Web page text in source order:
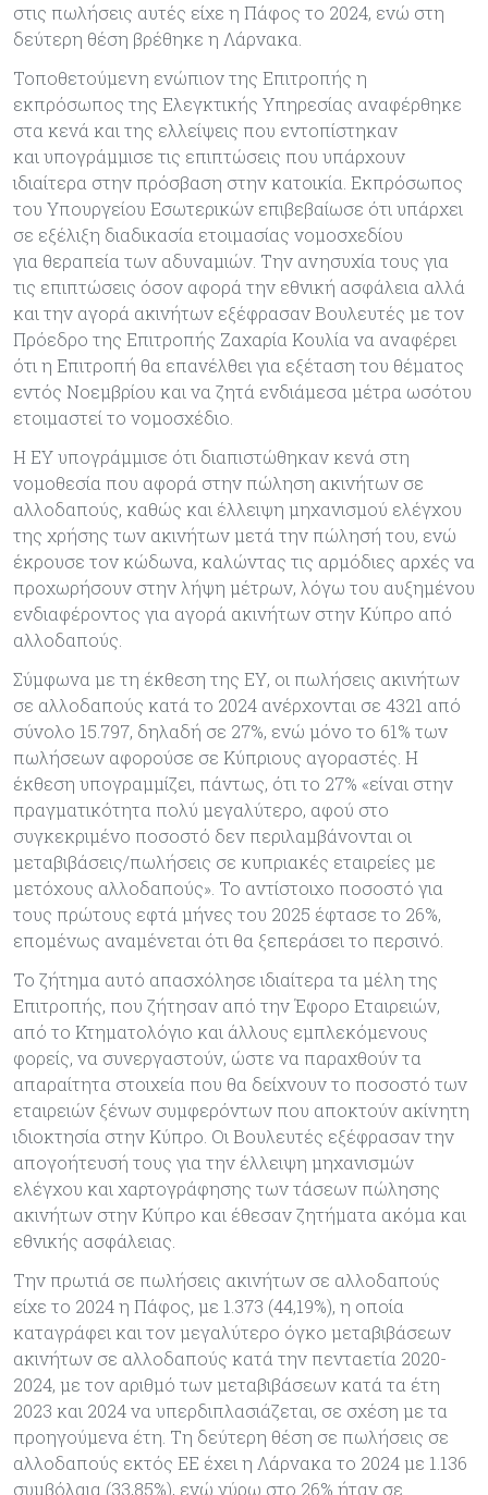
στις πωλήσεις αυτές είχε η Πάφος το 2024, ενώ στη
δεύτερη θέση βρέθηκε η Λάρνακα.
Τοποθετούμενη ενώπιον της Επιτροπής η
εκπρόσωπος της Ελεγκτικής Υπηρεσίας αναφέρθηκε
στα κενά και της ελλείψεις που εντοπίστηκαν
και υπογράμμισε τις επιπτώσεις που υπάρχουν
ιδιαίτερα στην πρόσβαση στην κατοικία. Εκπρόσωπος
του Υπουργείου Εσωτερικών επιβεβαίωσε ότι υπάρχει
σε εξέλιξη διαδικασία ετοιμασίας νομοσχεδίου
για θεραπεία των αδυναμιών. Την ανησυχία τους για
τις επιπτώσεις όσον αφορά την εθνική ασφάλεια αλλά
και την αγορά ακινήτων εξέφρασαν Βουλευτές με τον
Πρόεδρο της Επιτροπής Ζαχαρία Κουλία να αναφέρει
ότι η Επιτροπή θα επανέλθει για εξέταση του θέματος
εντός Νοεμβρίου και να ζητά ενδιάμεσα μέτρα ωσότου
ετοιμαστεί το νομοσχέδιο.
Η ΕΥ υπογράμμισε ότι διαπιστώθηκαν κενά στη
νομοθεσία που αφορά στην πώληση ακινήτων σε
αλλοδαπούς, καθώς και έλλειψη μηχανισμού ελέγχου
της χρήσης των ακινήτων μετά την πώλησή του, ενώ
έκρουσε τον κώδωνα, καλώντας τις αρμόδιες αρχές να
προχωρήσουν στην λήψη μέτρων, λόγω του αυξημένου
ενδιαφέροντος για αγορά ακινήτων στην Κύπρο από
αλλοδαπούς.
Σύμφωνα με τη έκθεση της ΕΥ, οι πωλήσεις ακινήτων
σε αλλοδαπούς κατά το 2024 ανέρχονται σε 4321 από
σύνολο 15.797, δηλαδή σε 27%, ενώ μόνο το 61% των
πωλήσεων αφορούσε σε Κύπριους αγοραστές. Η
έκθεση υπογραμμίζει, πάντως, ότι το 27% «είναι στην
πραγματικότητα πολύ μεγαλύτερο, αφού στο
συγκεκριμένο ποσοστό δεν περιλαμβάνονται οι
μεταβιβάσεις/πωλήσεις σε κυπριακές εταιρείες με
μετόχους αλλοδαπούς». Το αντίστοιχο ποσοστό για
τους πρώτους εφτά μήνες του 2025 έφτασε το 26%,
επομένως αναμένεται ότι θα ξεπεράσει το περσινό.
Το ζήτημα αυτό απασχόλησε ιδιαίτερα τα μέλη της
Επιτροπής, που ζήτησαν από την Έφορο Εταιρειών,
από το Κτηματολόγιο και άλλους εμπλεκόμενους
φορείς, να συνεργαστούν, ώστε να παραχθούν τα
απαραίτητα στοιχεία που θα δείχνουν το ποσοστό των
εταιρειών ξένων συμφερόντων που αποκτούν ακίνητη
ιδιοκτησία στην Κύπρο. Οι Βουλευτές εξέφρασαν την
απογοήτευσή τους για την έλλειψη μηχανισμών
ελέγχου και χαρτογράφησης των τάσεων πώλησης
ακινήτων στην Κύπρο και έθεσαν ζητήματα ακόμα και
εθνικής ασφάλειας.
Την πρωτιά σε πωλήσεις ακινήτων σε αλλοδαπούς
είχε το 2024 η Πάφος, με 1.373 (44,19%), η οποία
καταγράφει και τον μεγαλύτερο όγκο μεταβιβάσεων
ακινήτων σε αλλοδαπούς κατά την πενταετία 2020-
2024, με τον αριθμό των μεταβιβάσεων κατά τα έτη
2023 και 2024 να υπερδιπλασιάζεται, σε σχέση με τα
προηγούμενα έτη. Τη δεύτερη θέση σε πωλήσεις σε
αλλοδαπούς εκτός ΕΕ έχει η Λάρνακα το 2024 με 1.136
συμβόλαια (33,85%), ενώ γύρω στο 26% ήταν σε